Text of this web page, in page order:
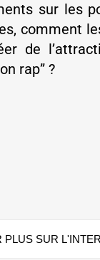
sur les
comment
de
rap” ?
PLUS SUR